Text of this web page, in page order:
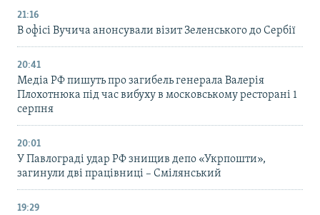
21:16
В офісі Вучича анонсували візит Зеленського до Сербії
20:41
Медіа РФ пишуть про загибель генерала Валерія
Плохотнюка під час вибуху в московському ресторані 1
серпня
20:01
У Павлограді удар РФ знищив депо «Укрпошти»,
загинули дві працівниці – Смілянський
19:29